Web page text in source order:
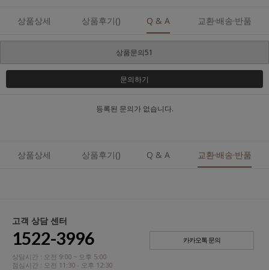
상품상세 상품후기() Q & A 교환·배송·반품
상품문의51
문의하기
등록된 문의가 없습니다.
상품상세 상품후기() Q & A 교환·배송·반품
고객 상담 센터
1522-3996
상담시간 : 오전 9:00 ~ 오후 5:00
점심시간 : 오전 11:30 - 오후 12:30
카카오톡 문의